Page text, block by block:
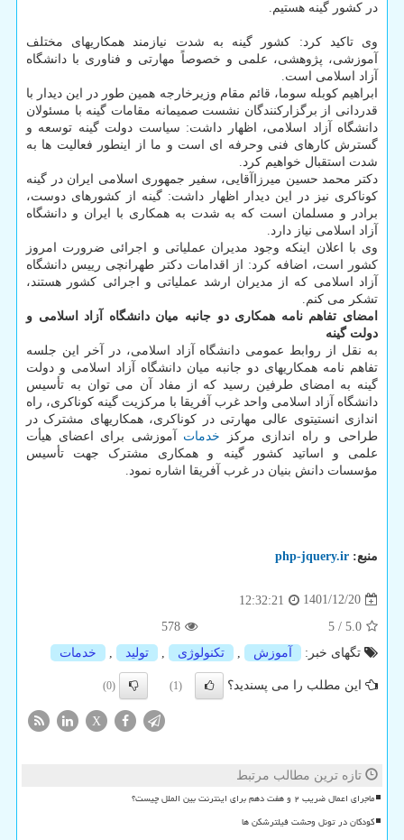
در کشور گینه هستیم.
وی تاکید کرد: کشور گینه به شدت نیازمند همکاریهای مختلف
آموزشی، پژوهشی، علمی و خصوصاً مهارتی و فناوری با دانشگاه
آزاد اسلامی است.
ابراهیم کوبله سوما، قائم مقام وزیرخارجه همین طور در این دیدار با
قدردانی از برگزارکنندگان نشست صمیمانه مقامات گینه با مسئولان
دانشگاه آزاد اسلامی، اظهار داشت: سیاست دولت گینه توسعه و
گسترش کارهای فنی وحرفه ای است و ما از اینطور فعالیت ها به
شدت استقبال خواهیم کرد.
دکتر محمد حسین میرزاآقایی، سفیر جمهوری اسلامی ایران در گینه
کوناکری نیز در این دیدار اظهار داشت: گینه از کشورهای دوست،
برادر و مسلمان است که به شدت به همکاری با ایران و دانشگاه
آزاد اسلامی نیاز دارد.
وی با اعلان اینکه وجود مدیران عملیاتی و اجرائی ضرورت امروز
کشور است، اضافه کرد: از اقدامات دکتر طهرانچی رییس دانشگاه
آزاد اسلامی که از مدیران ارشد عملیاتی و اجرائی کشور هستند،
تشکر می کنم.
امضای تفاهم نامه همکاری دو جانبه میان دانشگاه آزاد اسلامی و
دولت گینه
به نقل از روابط عمومی دانشگاه آزاد اسلامی، در آخر این جلسه
تفاهم نامه همکاریهای دو جانبه میان دانشگاه آزاد اسلامی و دولت
گینه به امضای طرفین رسید که از مفاد آن می توان به تأسیس
دانشگاه آزاد اسلامی واحد غرب آفریقا با مرکزیت گینه کوناکری، راه
اندازی انستیتوی عالی مهارتی در کوناکری، همکاریهای مشترک در
طراحی و راه اندازی مرکز خدمات آموزشی برای اعضای هیأت
علمی و اساتید کشور گینه و همکاری مشترک جهت تأسیس
مؤسسات دانش بنیان در غرب آفریقا اشاره نمود.
منبع: php-jquery.ir
1401/12/20
12:32:21
5.0
/
5
578
تگهای خبر:
آموزش تكنولوژی تولید خدمات
این مطلب را می پسندید؟ (1)
(0)
X
تازه ترین مطالب مرتبط
ماجرای اعمال ضریب ۲ و هفت دهم برای اینترنت بین الملل چیست؟
کودکان در تونل وحشت فیلترشکن ها